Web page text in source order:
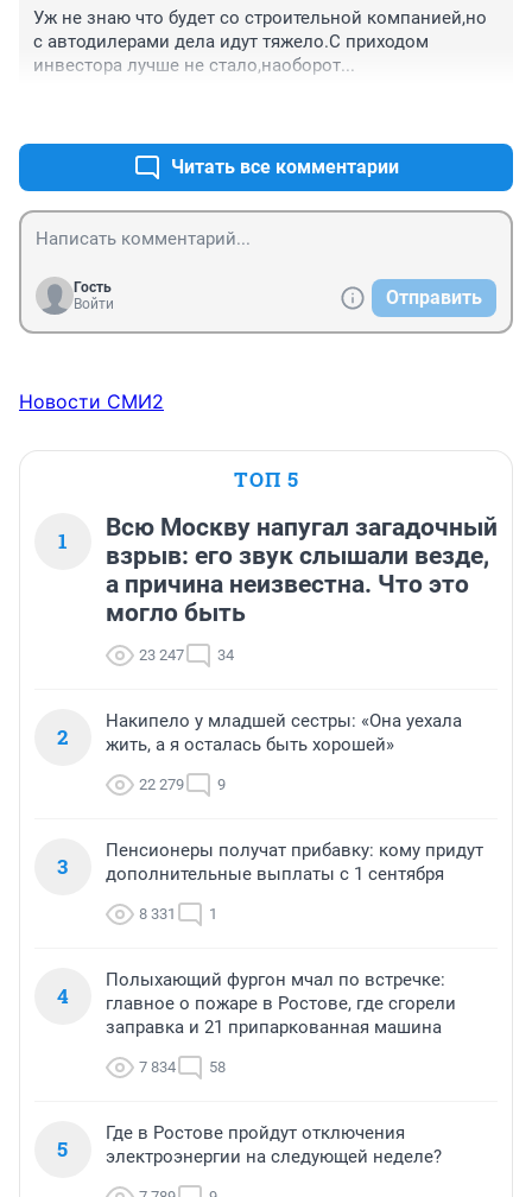
Уж не знаю что будет со строительной компанией,но
с автодилерами дела идут тяжело.С приходом
инвестора лучше не стало,наоборот...
Читать все комментарии
Гость
Войти
Отправить
Новости СМИ2
ТОП 5
1
Всю Москву напугал загадочный
взрыв: его звук слышали везде,
а причина неизвестна. Что это
могло быть
23 247 34
2
Накипело у младшей сестры: «Она уехала
жить, а я осталась быть хорошей»
22 279 9
3
Пенсионеры получат прибавку: кому придут
дополнительные выплаты с 1 сентября
8 331 1
4
Полыхающий фургон мчал по встречке:
главное о пожаре в Ростове, где сгорели
заправка и 21 припаркованная машина
7 834 58
5
Где в Ростове пройдут отключения
электроэнергии на следующей неделе?